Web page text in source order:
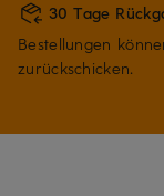
30 Tage
Bestellungen
zurückschicken.